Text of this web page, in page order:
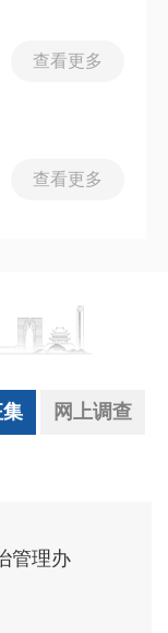
查看更多
查看更多
网上调查
管理办